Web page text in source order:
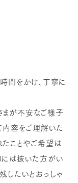
間をかけ、丁寧に
が不安なご様子
内容をご理解いた
たことやご希望は
には抜いた方がい
したいとおっしゃ